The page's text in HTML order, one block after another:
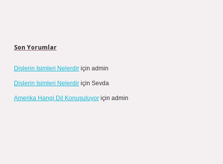
Son Yorumlar
Dişlerin Isimleri Nelerdir için admin
Dişlerin Isimleri Nelerdir için Sevda
Amerika Hangi Dil Konuşuluyor için admin